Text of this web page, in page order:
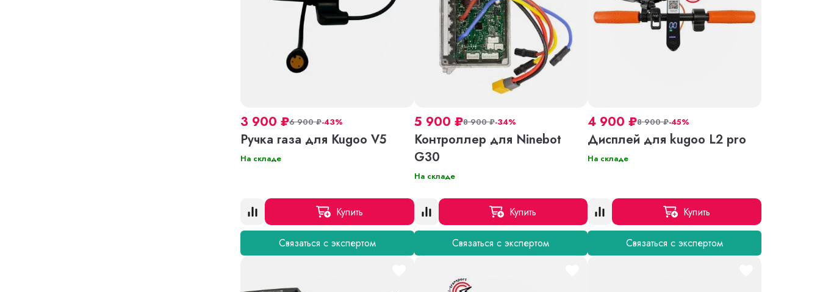
3 900 ₽6 900₽-43%
Ручка газа для Kugoo V5
На складе
Купить
Связаться с экспертом
5 900 ₽8 900₽-34%
Контроллер для Ninebot
G30
На складе
Купить
Связаться с экспертом
4 900₽8 900₽-45%
Дисплей для kugoo L2 pro
На складе
Купить
Связаться с экспертом